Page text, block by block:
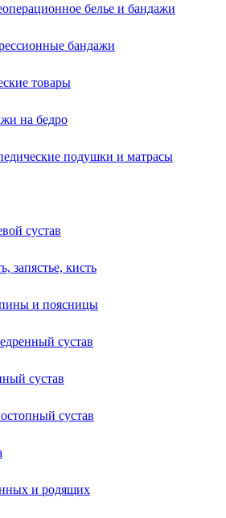
белье и бандажи
бандажи
товары
на бедро
подушки и матрасы
сустав
запястье, кисть
и поясницы
сустав
сустав
сустав
и родящих